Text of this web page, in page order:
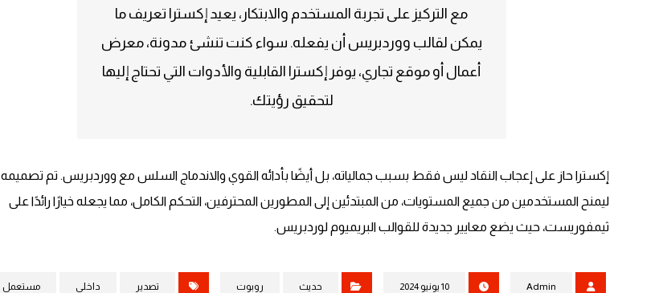
مع التركيز على تجربة المستخدم والابتكار، يعيد إكسترا تعريف ما
يمكن لقالب ووردبريس أن يفعله. سواء كنت تنشئ مدونة، معرض
أعمال أو موقع تجاري، يوفر إكسترا القابلية والأدوات التي تحتاج إليها
لتحقيق رؤيتك.
إكسترا حاز على إعجاب النقاد ليس فقط بسبب جمالياته، بل أيضًا بأدائه القوي والاندماج السلس مع ووردبريس. تم تصميمه
ليمنح المستخدمين من جميع المستويات، من المبتدئين إلى المطورين المحترفين، التحكم الكامل، مما يجعله خيارًا رائدًا على
ثيمفوريست، حيث يضع معايير جديدة للقوالب البريميوم لوردبريس.
Admin 10 يونيو 2024 حديث روبوت تصدير داخلي مستعمل